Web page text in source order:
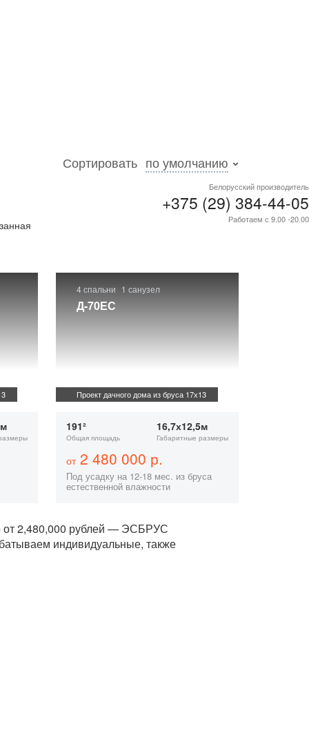
Белорусский производитель
+375 (29) 384-44-05
Работаем с 9.00 -20.00
Сортировать по умолчанию
4 спальни 1 санузел
Д-70ЕС
Проект дачного дома из бруса 17х13
191²
Общая площадь
16,7х12,5м
Габаритные размеры
от2 480 000 р.
Под усадку на 12-18 мес. из бруса
естественной влажности
от 2,480,000 рублей — ЭСБРУС
индивидуальные, также